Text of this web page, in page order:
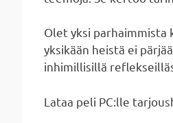
Olet yksi parhaimmista
yksikään heistä ei
inhimillisillä
Lataa peli PC:lle